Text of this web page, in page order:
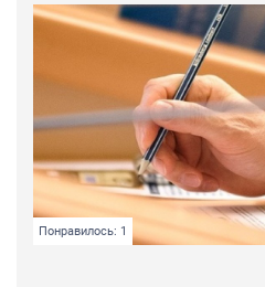
Понравилось: 1